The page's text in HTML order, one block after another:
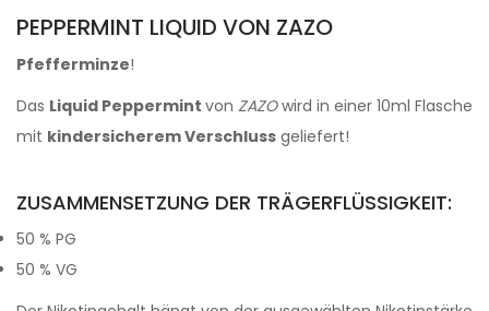
PEPPERMINT LIQUID VON ZAZO
Pfefferminze!
Das Liquid Peppermint von ZAZOwird in einer 10ml Flasche
mit kindersicherem Verschluss geliefert!
ZUSAMMENSETZUNG DER TRÄGERFLÜSSIGKEIT:
50 % PG
50 % VG